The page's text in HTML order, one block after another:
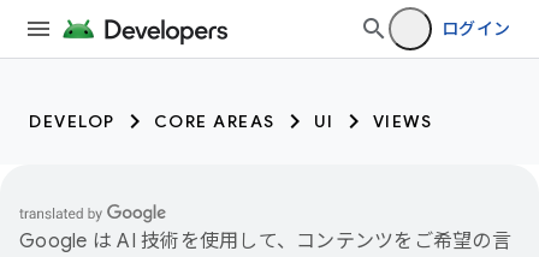
ログイン
DEVELOP CORE AREAS UI VIEWS
Google は AI 技術を使用して、コンテンツをご希望の言